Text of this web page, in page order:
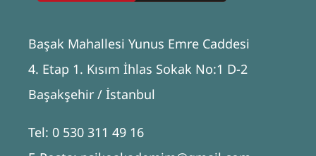
Başak Mahallesi Yunus Emre Caddesi
4. Etap 1. Kısım İhlas Sokak No:1 D-2
Başakşehir / İstanbul
Tel: 0 530 311 49 16